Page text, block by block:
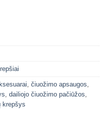
čiuožimo apsaugos
dailiojo čiuožimo pačiūžos
krepšys